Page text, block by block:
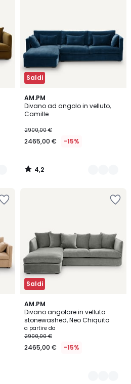
Saldi
AM.PM
Divano ad angolo in velluto,
Camille
2900,00 €
2465,00 € -15%
4,2
/ 5
3
Colori
4,2
/
Saldi
AM.PM
Divano angolare in velluto
stonewashed, Neo Chiquito
a partire da
2900,00 €
2465,00 € -15%
2
Colori